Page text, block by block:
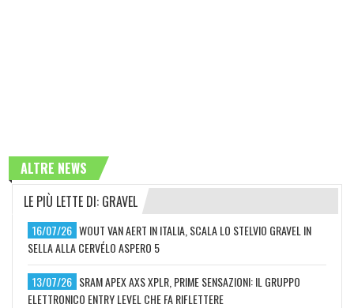
ALTRE NEWS
LE PIÙ LETTE DI: GRAVEL
16/07/26 WOUT VAN AERT IN ITALIA, SCALA LO STELVIO GRAVEL IN
SELLA ALLA CERVÉLO ASPERO 5
13/07/26 SRAM APEX AXS XPLR, PRIME SENSAZIONI: IL GRUPPO
ELETTRONICO ENTRY LEVEL CHE FA RIFLETTERE